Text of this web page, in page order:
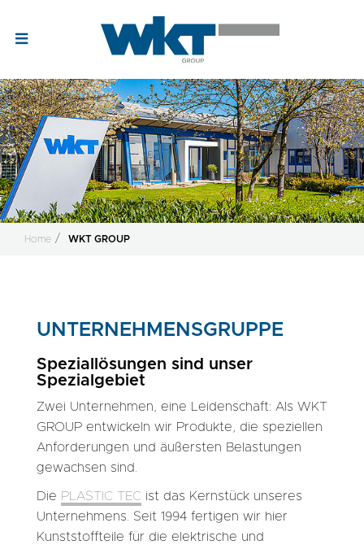
Home WKT GROUP
UNTERNEHMENSGRUPPE
Speziallösungen sind unser
Spezialgebiet
Zwei Unternehmen, eine Leidenschaft: Als WKT
GROUP entwickeln wir Produkte, die speziellen
Anforderungen und äußersten Belastungen
gewachsen sind.
Die PLASTIC TEC ist das Kernstück unseres
Unternehmens. Seit 1994 fertigen wir hier
Kunststoffteile für die elektrische und